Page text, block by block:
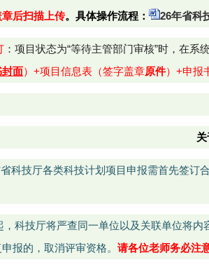
后扫描上传。具体操作流程 ： 26年省科
：项目状态为“等待主管部门审核”时，在
面）+项目信息表（签字盖章原件）+申报
科技厅各类科技计划项目申报需首先签订
，科技厅将严查同一单位以及关联单位将
报的，取消评审资格。 请各位老师务必注